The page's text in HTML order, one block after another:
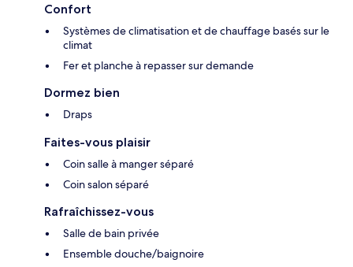
Confort
Systèmes de climatisation et de chauffage basés sur le
climat
Fer et planche à repasser sur demande
Dormez bien
Draps
Faites-vous plaisir
Coin salle à manger séparé
Coin salon séparé
Rafraîchissez-vous
Salle de bain privée
Ensemble douche/baignoire